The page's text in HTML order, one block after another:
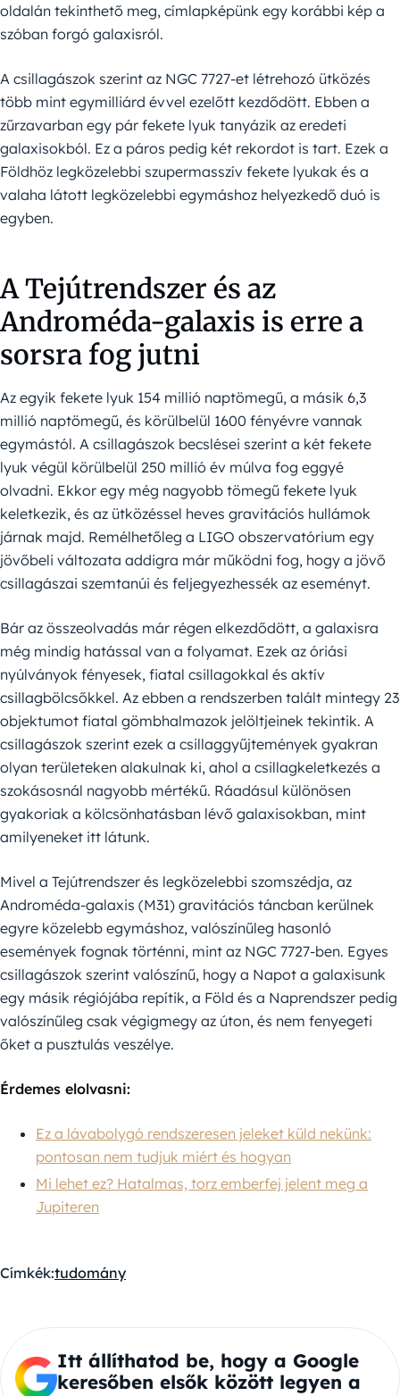
oldalán tekinthető meg, címlapképünk egy korábbi kép a
szóban forgó galaxisról.
A csillagászok szerint az NGC 7727-et létrehozó ütközés
több mint egymilliárd évvel ezelőtt kezdődött. Ebben a
zűrzavarban egy pár fekete lyuk tanyázik az eredeti
galaxisokból. Ez a páros pedig két rekordot is tart. Ezek a
Földhöz legközelebbi szupermasszív fekete lyukak és a
valaha látott legközelebbi egymáshoz helyezkedő duó is
egyben.
A Tejútrendszer és az
Androméda-galaxis is erre a
sorsra fog jutni
Az egyik fekete lyuk 154 millió naptömegű, a másik 6,3
millió naptömegű, és körülbelül 1600 fényévre vannak
egymástól. A csillagászok becslései szerint a két fekete
lyuk végül körülbelül 250 millió év múlva fog eggyé
olvadni. Ekkor egy még nagyobb tömegű fekete lyuk
keletkezik, és az ütközéssel heves gravitációs hullámok
járnak majd. Remélhetőleg a LIGO obszervatórium egy
jövőbeli változata addigra már működni fog, hogy a jövő
csillagászai szemtanúi és feljegyezhessék az eseményt.
Bár az összeolvadás már régen elkezdődött, a galaxisra
még mindig hatással van a folyamat. Ezek az óriási
nyúlványok fényesek, fiatal csillagokkal és aktív
csillagbölcsőkkel. Az ebben a rendszerben talált mintegy 23
objektumot fiatal gömbhalmazok jelöltjeinek tekintik. A
csillagászok szerint ezek a csillaggyűjtemények gyakran
olyan területeken alakulnak ki, ahol a csillagkeletkezés a
szokásosnál nagyobb mértékű. Ráadásul különösen
gyakoriak a kölcsönhatásban lévő galaxisokban, mint
amilyeneket itt látunk.
Mivel a Tejútrendszer és legközelebbi szomszédja, az
Androméda-galaxis (M31) gravitációs táncban kerülnek
egyre közelebb egymáshoz, valószínűleg hasonló
események fognak történni, mint az NGC 7727-ben. Egyes
csillagászok szerint valószínű, hogy a Napot a galaxisunk
egy másik régiójába repítik, a Föld és a Naprendszer pedig
valószínűleg csak végigmegy az úton, és nem fenyegeti
őket a pusztulás veszélye.
Érdemes elolvasni:
Ez a lávabolygó rendszeresen jeleket küld nekünk:
pontosan nem tudjuk miért és hogyan
Mi lehet ez? Hatalmas, torz emberfej jelent meg a
Jupiteren
Címkék:tudomány
Itt állíthatod be, hogy a Google
keresőben elsők között legyen a